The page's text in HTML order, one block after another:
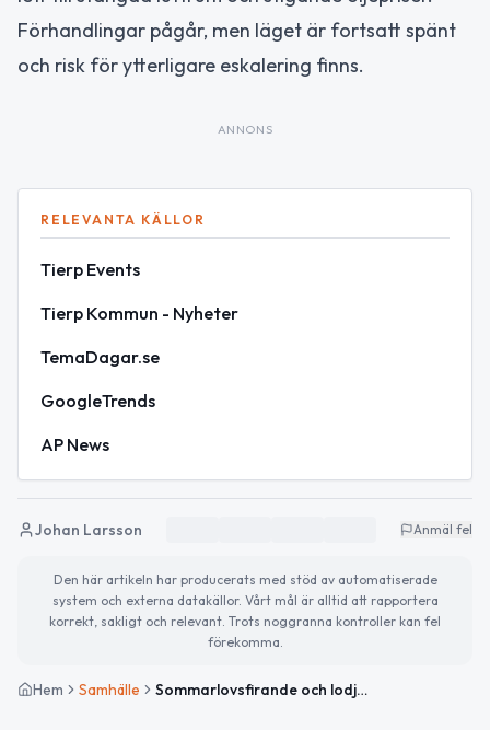
Förhandlingar pågår, men läget är fortsatt spänt
och risk för ytterligare eskalering finns.
ANNONS
RELEVANTA KÄLLOR
Tierp Events
Tierp Kommun - Nyheter
TemaDagar.se
GoogleTrends
AP News
Johan Larsson Anmäl fel
Den här artikeln har producerats med stöd av automatiserade
system och externa datakällor. Vårt mål är alltid att rapportera
korrekt, sakligt och relevant. Trots noggranna kontroller kan fel
förekomma.
Hem Samhälle Sommarlovsfirande och lodjurets dag – detta händer idag